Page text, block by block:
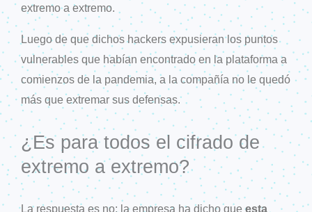
extremo a extremo.
Luego de que dichos hackers expusieran los puntos
vulnerables que habían encontrado en la plataforma a
comienzos de la pandemia, a la compañía no le quedó
más que extremar sus defensas.
¿Es para todos el cifrado de
extremo a extremo?
La respuesta es no: la empresa ha dicho queesta